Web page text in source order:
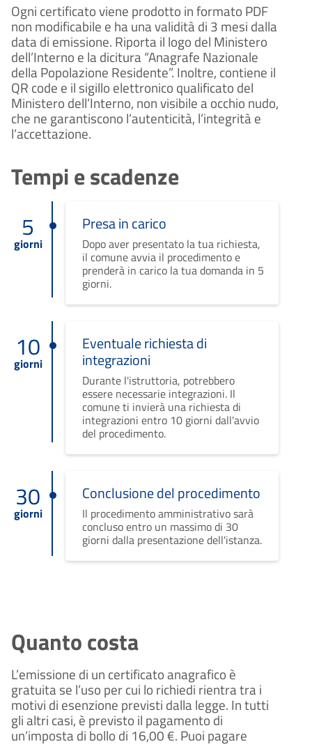
Ogni certificato viene prodotto in formato PDF
non modificabile e ha una validità di 3 mesi dalla
data di emissione. Riporta il logo del Ministero
dell’Interno e la dicitura “Anagrafe Nazionale
della Popolazione Residente”. Inoltre, contiene il
QR code e il sigillo elettronico qualificato del
Ministero dell’Interno, non visibile a occhio nudo,
che ne garantiscono l’autenticità, l’integrità e
l’accettazione.
Tempi e scadenze
5
giorni
Presa in carico
Dopo aver presentato la tua richiesta,
il comune avvia il procedimento e
prenderà in carico la tua domanda in 5
giorni.
10
giorni
Eventuale richiesta di
integrazioni
Durante l'istruttoria, potrebbero
essere necessarie integrazioni. Il
comune ti invierà una richiesta di
integrazioni entro 10 giorni dall'avvio
del procedimento.
30
giorni
Conclusione del procedimento
Il procedimento amministrativo sarà
concluso entro un massimo di 30
giorni dalla presentazione dell'istanza.
Quanto costa
L’emissione di un certificato anagrafico è
gratuita se l’uso per cui lo richiedi rientra tra i
motivi di esenzione previsti dalla legge. In tutti
gli altri casi, è previsto il pagamento di
un’imposta di bollo di 16,00 €. Puoi pagare